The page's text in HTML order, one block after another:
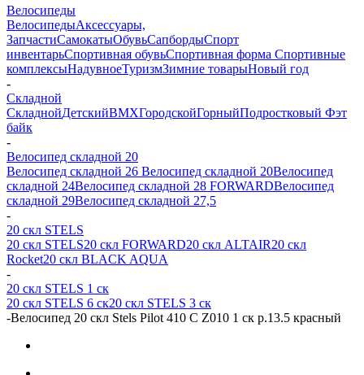
Велосипеды
ВелосипедыАксессуары,
ЗапчастиСамокатыОбувьСапбордыСпорт
инвентарьСпортивная обувьСпортивная форма Спортивные
комплексыНадувноеТуризмЗимние товарыНовый год
-
Складной
СкладнойДетскийBMXГородскойГорныйПодростковый Фэт
байк
-
Велосипед складной 20
Велосипед складной 26 Велосипед складной 20Велосипед
складной 24Велосипед складной 28 FORWARDВелосипед
складной 29Велосипед складной 27,5
-
20 скл STELS
20 скл STELS20 скл FORWARD20 скл ALTAIR20 скл
Rocket20 скл BLACK AQUA
-
20 скл STELS 1 ск
20 скл STELS 6 ск20 скл STELS 3 ск
-Велосипед 20 скл Stels Pilot 410 C Z010 1 ск р.13.5 красный